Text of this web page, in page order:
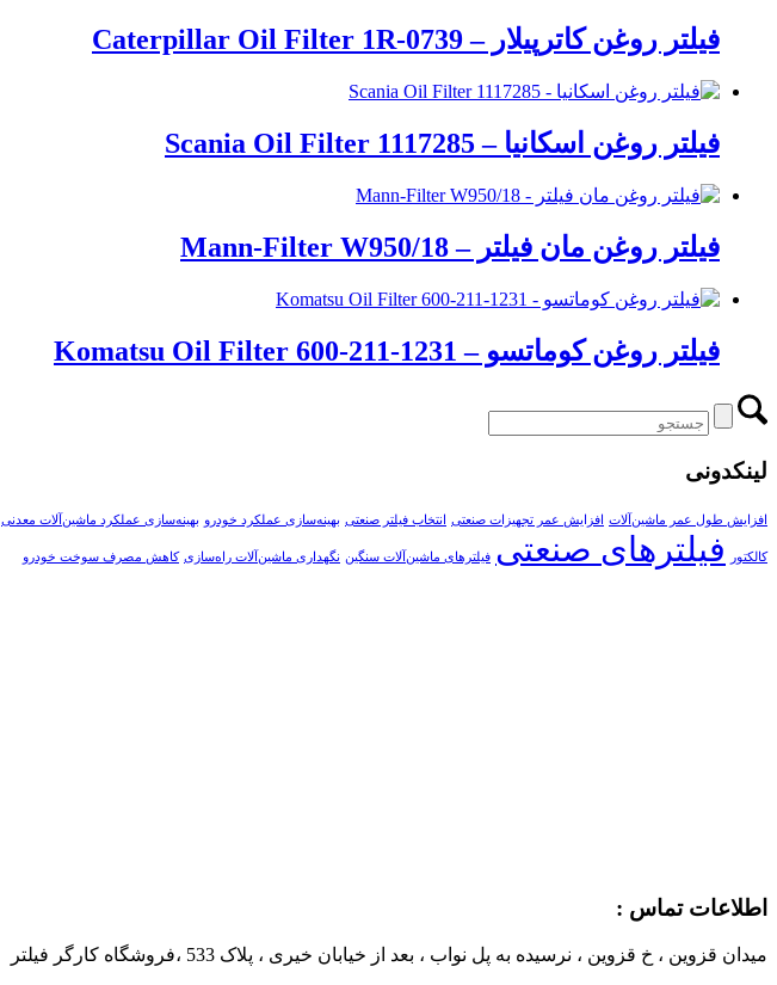
فیلتر روغن کاترپیلار – Caterpillar Oil Filter 1R-0739
فیلتر روغن اسکانیا – Scania Oil Filter 1117285
فیلتر روغن مان فیلتر – Mann-Filter W950/18
فیلتر روغن کوماتسو – Komatsu Oil Filter 600-211-1231
لینکدونی
افزایش طول عمر ماشین‌آلات افزایش عمر تجهیزات صنعتی انتخاب فیلتر صنعتی بهینه‌سازی عملکرد خودرو بهینه‌سازی عملکرد ماشین‌آلات معدنی
کالکتور فیلترهای صنعتی فیلترهای ماشین‌آلات سنگین نگهداری ماشین‌آلات راه‌سازی کاهش مصرف سوخت خودرو
اطلاعات تماس :
میدان قزوین ، خ قزوین ، نرسیده به پل نواب ، بعد از خیابان خیری ، پلاک 533 ،فروشگاه کارگر فیلتر